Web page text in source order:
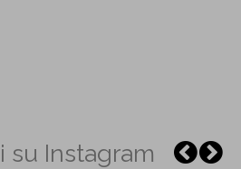
su Instagram